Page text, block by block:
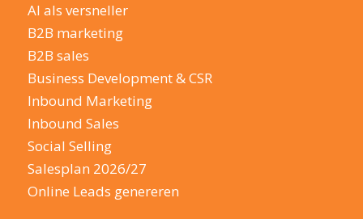
AI als versneller
B2B marketing
B2B sales
Business Development & CSR
Inbound Marketing
Inbound Sales
Social Selling
Salesplan 2026/27
Online Leads genereren